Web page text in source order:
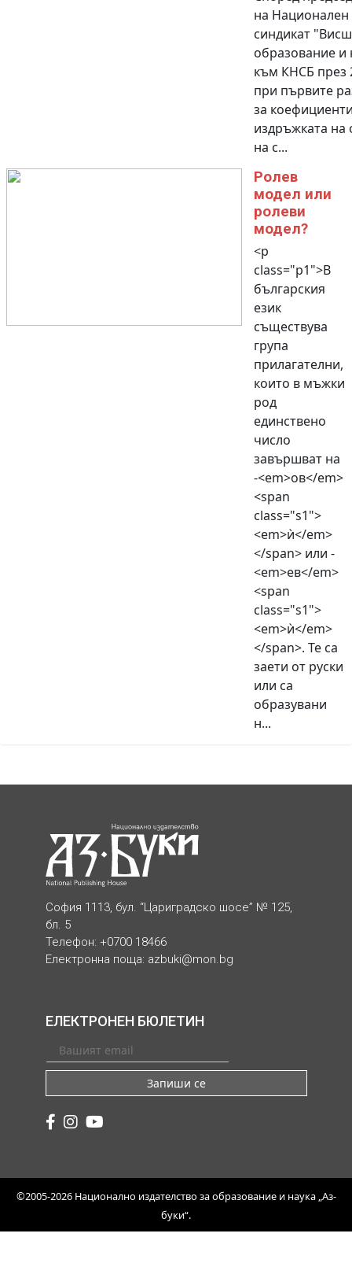
на
синдикат
образование и
към КНСБ през
при първите
за
издръжката на
на с...
Ролев
модел или
ролеви
модел?
<p
class="p1">В
българския
език
съществува
група
прилагателни,
които в мъжки
род
единствено
число
завършват на
-<em>ов</em>
<span
class="s1">
<em>ѝ</em>
</span> или -
<em>ев</em>
<span
class="s1">
<em>ѝ</em>
</span>. Те са
заети от руски
или са
образувани
н...
София 1113, бул. “Цариградско шосе” № 125,
бл. 5
Телефон: +0700 18466
Електронна поща: azbuki@mon.bg
ЕЛЕКТРОНЕН БЮЛЕТИН
Запиши се
©2005-2026 Национално издателство за образование и наука „Аз-
буки“.